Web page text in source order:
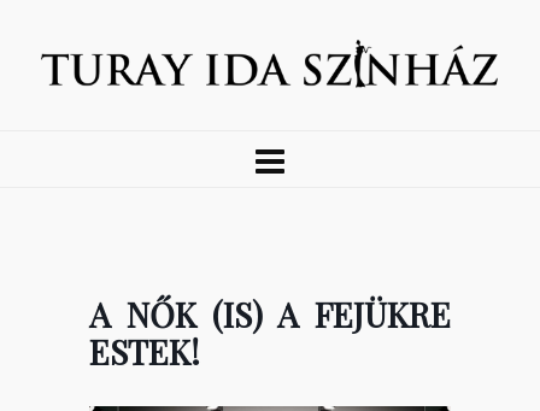
A NŐK (IS) A FEJÜKRE
ESTEK!